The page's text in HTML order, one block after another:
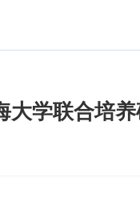
大学联合培